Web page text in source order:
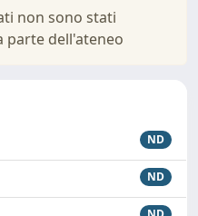
non sono stati
parte dell'ateneo
ND
ND